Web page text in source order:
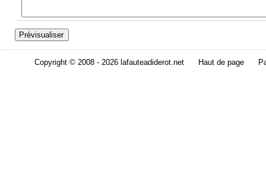
Copyright © 2008 - 2026 lafauteadiderot.net Haut de page